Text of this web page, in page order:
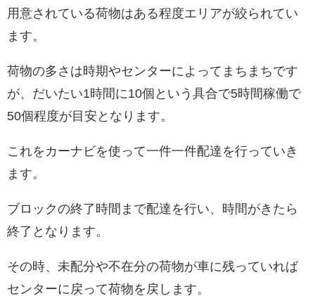
用意されている荷物はある程度エリアが絞られてい
ます。
荷物の多さは時期やセンターによってまちまちです
が、だいたい1時間に10個という具合で5時間稼働で
50個程度が目安となります。
これをカーナビを使って一件一件配達を行っていき
ます。
ブロックの終了時間まで配達を行い、時間がきたら
終了となります。
その時、未配分や不在分の荷物が車に残っていれば
センターに戻って荷物を戻します。